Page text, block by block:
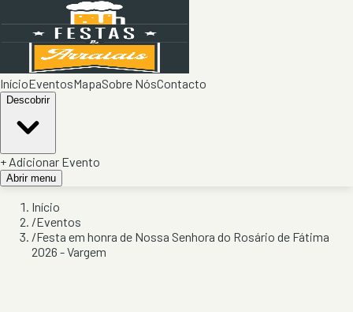
InícioEventosMapaSobre NósContacto
Descobrir
+ Adicionar Evento
Abrir menu
Início
/Eventos
/Festa em honra de Nossa Senhora do Rosário de Fátima
2026 - Vargem